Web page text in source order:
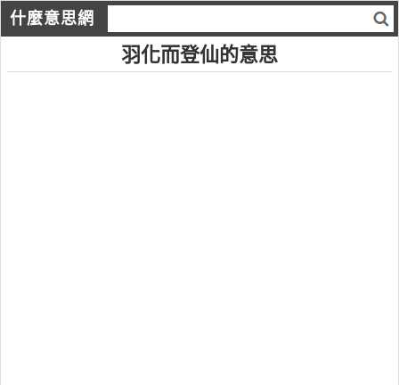
什麼意思網
羽化而登仙的意思